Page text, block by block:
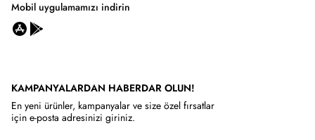
Mobil uygulamamızı indirin
KAMPANYALARDAN HABERDAR OLUN!
En yeni ürünler, kampanyalar ve size özel fırsatlar
için e-posta adresinizi giriniz.